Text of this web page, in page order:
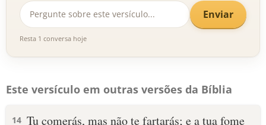
Enviar
Resta 1 conversa hoje
Este versículo em outras versões da Bíblia
14 Tu comerás, mas não te fartarás; e a tua fome